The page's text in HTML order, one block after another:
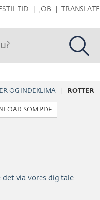
Hop
TID JOB TRANSLATE
OG INDEKLIMA ROTTER
SOM PDF
det via vores digitale